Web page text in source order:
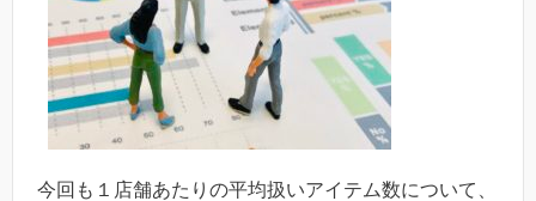
今回も１店舗あたりの平均扱いアイテム数について、